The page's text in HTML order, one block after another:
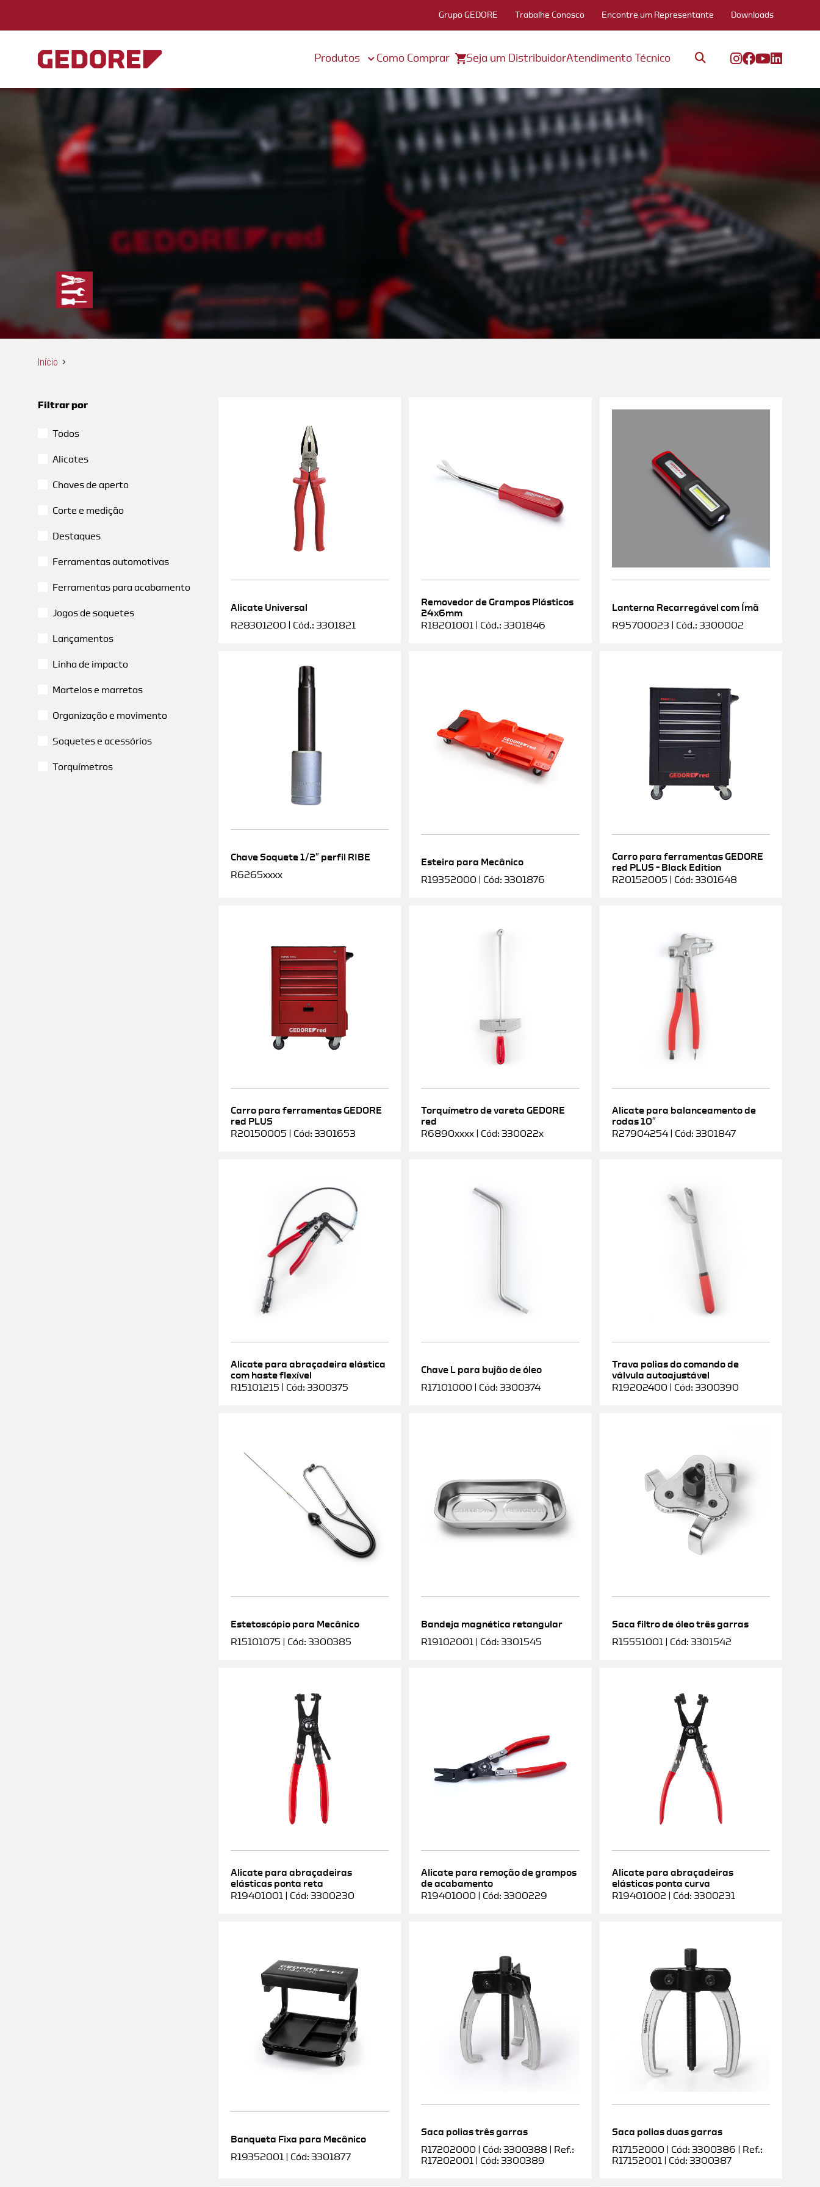
Grupo GEDORE Trabalhe Conosco Encontre um Representante Downloads
Produtos Como Comprar Seja um DistribuidorAtendimento Técnico
Início
Filtrar por
Todos
Alicates
Chaves de aperto
Corte e medição
Destaques
Ferramentas automotivas
Ferramentas para acabamento
Jogos de soquetes
Lançamentos
Linha de impacto
Martelos e marretas
Organização e movimento
Soquetes e acessórios
Torquímetros
Alicate Universal
R28301200 | Cód.: 3301821
Removedor de Grampos Plásticos
24x6mm
R18201001 | Cód.: 3301846
Lanterna Recarregável com Ímã
R95700023 | Cód.: 3300002
Chave Soquete 1/2″ perfil RIBE
R6265xxxx
Esteira para Mecânico
R19352000 | Cód: 3301876
Carro para ferramentas GEDORE
red PLUS – Black Edition
R20152005 | Cód: 3301648
Carro para ferramentas GEDORE
red PLUS
R20150005 | Cód: 3301653
Torquímetro de vareta GEDORE
red
R6890xxxx | Cód: 330022x
Alicate para balanceamento de
rodas 10″
R27904254 | Cód: 3301847
Alicate para abraçadeira elástica
com haste flexível
R15101215 | Cód: 3300375
Chave L para bujão de óleo
R17101000 | Cód: 3300374
Trava polias do comando de
válvula autoajustável
R19202400 | Cód: 3300390
Estetoscópio para Mecânico
R15101075 | Cód: 3300385
Bandeja magnética retangular
R19102001 | Cód: 3301545
Saca filtro de óleo três garras
R15551001 | Cód: 3301542
Alicate para abraçadeiras
elásticas ponta reta
R19401001 | Cód: 3300230
Alicate para remoção de grampos
de acabamento
R19401000 | Cód: 3300229
Alicate para abraçadeiras
elásticas ponta curva
R19401002 | Cód: 3300231
Banqueta Fixa para Mecânico
R19352001 | Cód: 3301877
Saca polias três garras
R17202000 | Cód: 3300388 | Ref.:
R17202001 | Cód: 3300389
Saca polias duas garras
R17152000 | Cód: 3300386 | Ref.:
R17152001 | Cód: 3300387